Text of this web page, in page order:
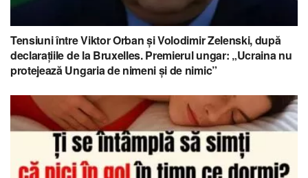
Tensiuni între Viktor Orban și Volodimir Zelenski, după
declarațiile de la Bruxelles. Premierul ungar: „Ucraina nu
protejează Ungaria de nimeni și de nimic”